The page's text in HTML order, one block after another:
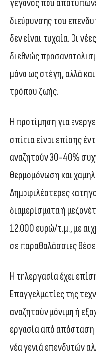
γεγονός που
διεύρυνσης του
δεν είναι τυχαία. Οι
διεθνώς
μόνο ως στέγη, αλλά
τρόπου ζωής.
Η προτίμηση για
σπίτια είναι επίσης
αναζητούν 30-40%
θερμομόνωση και
Δημοφιλέστερες
διαμερίσματα ή
12.000 ευρώ/τ.μ., με
σε παραθαλάσσιες
Η τηλεργασία έχει
Επαγγελματίες της
αναζητούν μόνιμη ή
εργασία από απόσταση
νέα γενιά επενδυτών